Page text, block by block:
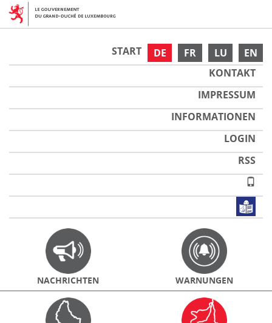
DE FR LU EN
START
KONTAKT
IMPRESSUM
INFORMATIONEN
LOGIN
RSS
NACHRICHTEN WARNUNGEN